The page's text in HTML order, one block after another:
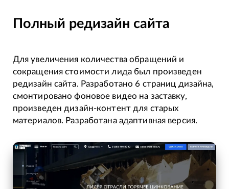
Полный редизайн сайта
Для увеличения количества обращений и
сокращения стоимости лида был произведен
редизайн сайта. Разработано 6 страниц дизайна,
смонтировано фоновое видео на заставку,
произведен дизайн-контент для старых
материалов. Разработана адаптивная версия.